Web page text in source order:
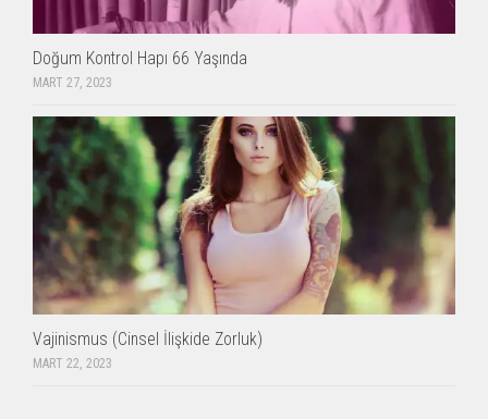
Doğum Kontrol Hapı 66 Yaşında
MART 27, 2023
Vajinismus (Cinsel İlişkide Zorluk)
MART 22, 2023